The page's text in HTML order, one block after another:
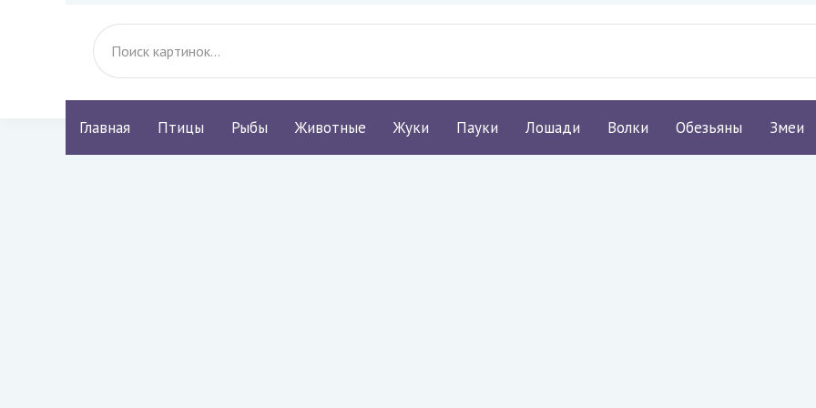
Главная Птицы Рыбы Животные Жуки Пауки Лошади Волки Обезьяны Змеи